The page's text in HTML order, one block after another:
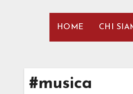
HOME CHI
#musica